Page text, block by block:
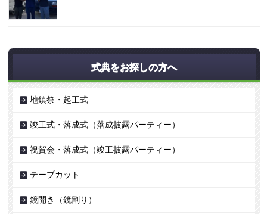
式典をお探しの方へ
地鎮祭・起工式
竣工式・落成式（落成披露パーティー）
祝賀会・落成式（竣工披露パーティー）
テープカット
鏡開き（鏡割り）